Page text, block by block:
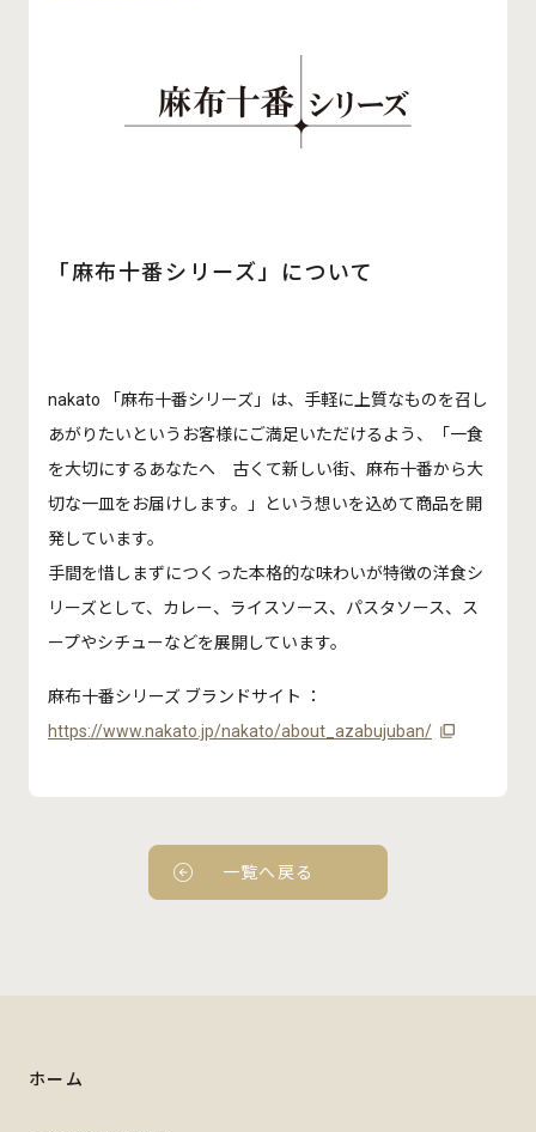
「麻布十番シリーズ」について
nakato 「麻布十番シリーズ」は、手軽に上質なものを召し
あがりたいというお客様にご満足いただけるよう、「一食
を大切にするあなたへ 古くて新しい街、麻布十番から大
切な一皿をお届けします。」という想いを込めて商品を開
発しています。
手間を惜しまずにつくった本格的な味わいが特徴の洋食シ
リーズとして、カレー、ライスソース、パスタソース、ス
ープやシチューなどを展開しています。
麻布十番シリーズ ブランドサイト ：
https://www.nakato.jp/nakato/about_azabujuban/
一覧へ戻る
ホーム